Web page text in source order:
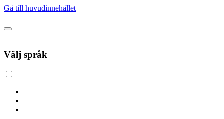
Gå till huvudinnehållet
Välj språk